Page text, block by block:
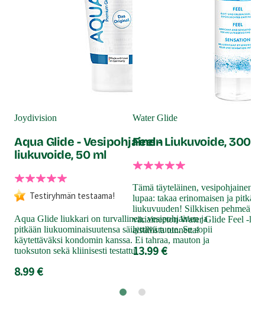
Joydivision
Aqua Glide - Vesipohjainen
liukuvoide, 50 ml
Testiryhmän testaama!
Aqua Glide liukkari on turvallinen, vesipohjainen ja
pitkään liukuominaisuutensa säilyttävä tuote. Se sopii
käytettäväksi kondomin kanssa. Ei tahraa, mauton ja
tuoksuton sekä kliinisesti testattu.
8.99 €
Water Glide
Feel - Liukuvoide, 300
Tämä täyteläinen, vesipohjainen
lupaa: takaa erinomaisen ja
liukuvuuden! Silkkisen pehmeä,
väriaineeton Water Glide Feel -
aistillista tunnetta!
13.99 €